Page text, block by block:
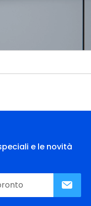
e le novità